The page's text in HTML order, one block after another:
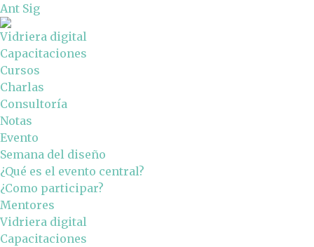
Ant Sig
Vidriera digital
Capacitaciones
Cursos
Charlas
Consultoría
Notas
Evento
Semana del diseño
¿Qué es el evento central?
¿Como participar?
Mentores
Vidriera digital
Capacitaciones